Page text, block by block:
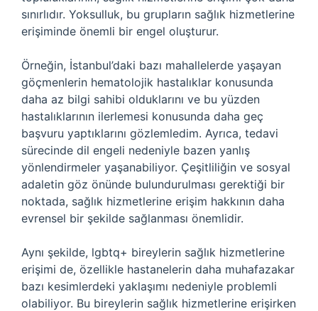
sınırlıdır. Yoksulluk, bu grupların sağlık hizmetlerine
erişiminde önemli bir engel oluşturur.
Örneğin, İstanbul’daki bazı mahallelerde yaşayan
göçmenlerin hematolojik hastalıklar konusunda
daha az bilgi sahibi olduklarını ve bu yüzden
hastalıklarının ilerlemesi konusunda daha geç
başvuru yaptıklarını gözlemledim. Ayrıca, tedavi
sürecinde dil engeli nedeniyle bazen yanlış
yönlendirmeler yaşanabiliyor. Çeşitliliğin ve sosyal
adaletin göz önünde bulundurulması gerektiği bir
noktada, sağlık hizmetlerine erişim hakkının daha
evrensel bir şekilde sağlanması önemlidir.
Aynı şekilde, lgbtq+ bireylerin sağlık hizmetlerine
erişimi de, özellikle hastanelerin daha muhafazakar
bazı kesimlerdeki yaklaşımı nedeniyle problemli
olabiliyor. Bu bireylerin sağlık hizmetlerine erişirken